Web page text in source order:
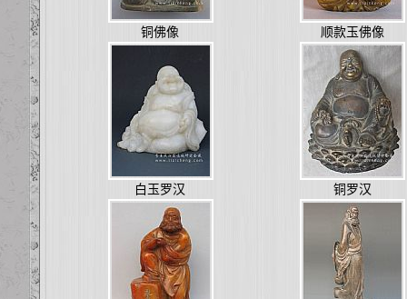
铜佛像 顺款玉佛像
白玉罗汉 铜罗汉